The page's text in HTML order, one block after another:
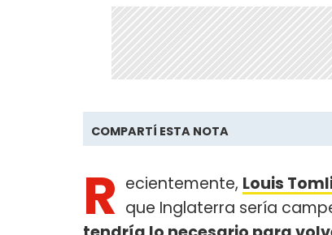
COMPARTÍ ESTA NOTA
R ecientemente, Louis
que Inglaterra sería